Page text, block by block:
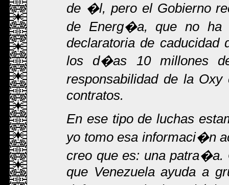
de �l, pero el Gobierno
de Energ�a, que no ha
declaratoria de caducidad
los d�as 10 millones
responsabilidad de la
contratos.
En ese tipo de luchas
yo tomo esa informaci�n
creo que es: una
que Venezuela ayuda a